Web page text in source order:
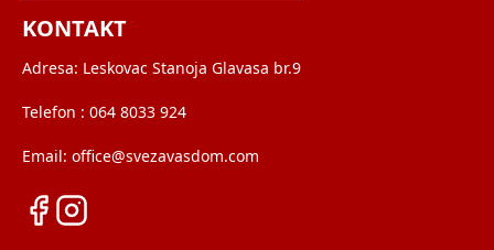
KONTAKT
Adresa: Leskovac Stanoja Glavasa br.9
Telefon : 064 8033 924
Email: office@svezavasdom.com